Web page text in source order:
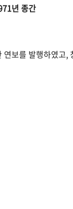
년 종간
보를 발행하였고